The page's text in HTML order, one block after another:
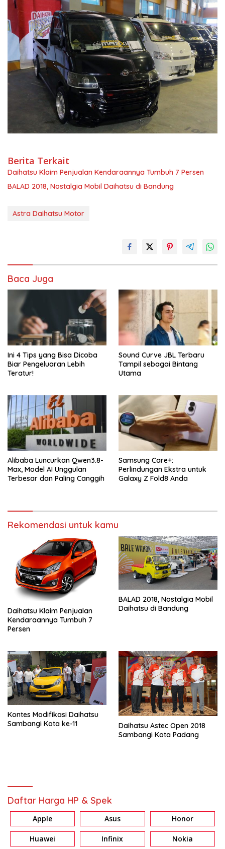
Berita Terkait
Daihatsu Klaim Penjualan Kendaraannya Tumbuh 7 Persen
BALAD 2018, Nostalgia Mobil Daihatsu di Bandung
Astra Daihatsu Motor
Baca Juga
Ini 4 Tips yang Bisa Dicoba
Biar Pengeluaran Lebih
Teratur!
Sound Curve JBL Terbaru
Tampil sebagai Bintang
Utama
Alibaba Luncurkan Qwen3.8-
Max, Model AI Unggulan
Terbesar dan Paling Canggih
Samsung Care+:
Perlindungan Ekstra untuk
Galaxy Z Fold8 Anda
Rekomendasi untuk kamu
Daihatsu Klaim Penjualan
Kendaraannya Tumbuh 7
Persen
BALAD 2018, Nostalgia Mobil
Daihatsu di Bandung
Kontes Modifikasi Daihatsu
Sambangi Kota ke-11
Daihatsu Astec Open 2018
Sambangi Kota Padang
Daftar Harga HP & Spek
Apple Asus Honor
Huawei Infinix Nokia